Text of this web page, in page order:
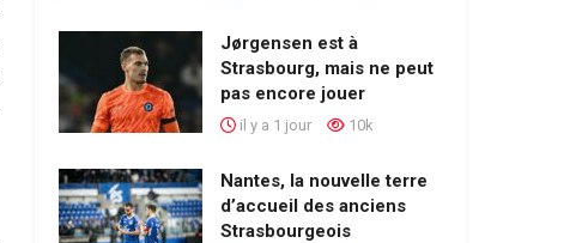
Jørgensen est à
Strasbourg, mais ne peut
pas encore jouer
il y a 1 jour 10k
Nantes, la nouvelle terre
d’accueil des anciens
Strasbourgeois